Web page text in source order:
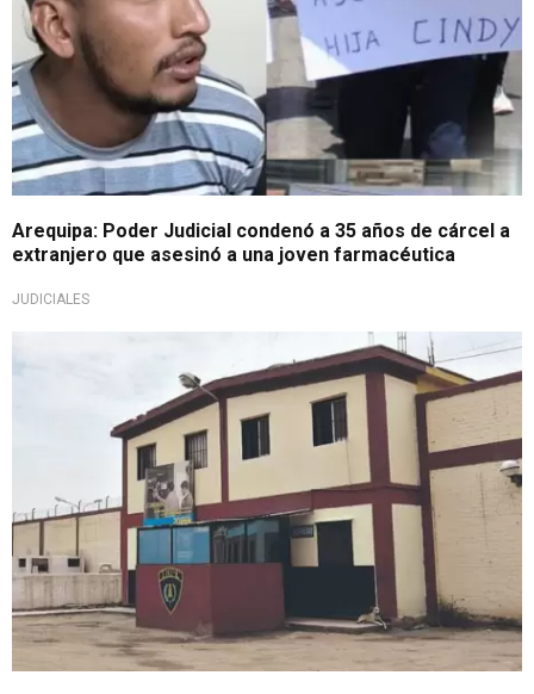
Arequipa: Poder Judicial condenó a 35 años de cárcel a
extranjero que asesinó a una joven farmacéutica
JUDICIALES